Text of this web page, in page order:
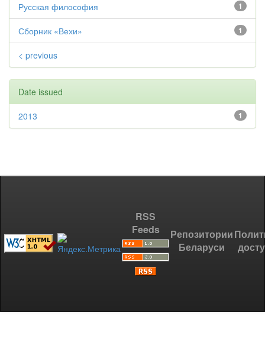
1
Русская философия
1
Сборник «Вехи»
< previous
Date issued
1
2013
RSS
Feeds
Репозитории
Беларуси